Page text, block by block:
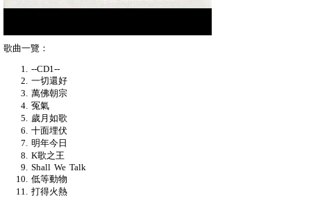
歌曲一覽：
--CD1--
一切還好
萬佛朝宗
冤氣
歲月如歌
十面埋伏
明年今日
K歌之王
Shall We Talk
低等動物
打得火熱